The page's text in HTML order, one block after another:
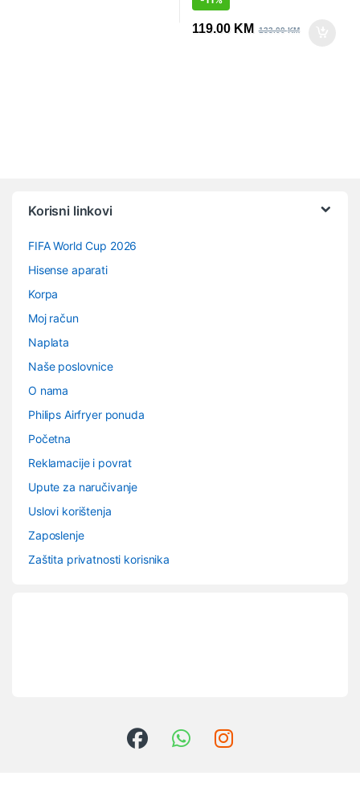
119.00 KM 133.00KM
Korisni linkovi
FIFA World Cup 2026
Hisense aparati
Korpa
Moj račun
Naplata
Naše poslovnice
O nama
Philips Airfryer ponuda
Početna
Reklamacije i povrat
Upute za naručivanje
Uslovi korištenja
Zaposlenje
Zaštita privatnosti korisnika